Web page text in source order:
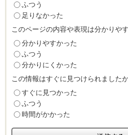
ふつう
足りなかった
このページの内容や表現は分かりや
分かりやすかった
ふつう
分かりにくかった
この情報はすぐに見つけられました
すぐに見つかった
ふつう
時間がかかった